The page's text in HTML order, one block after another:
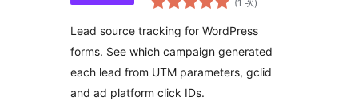
(1 次分
數
)
Lead source tracking for WordPress
forms. See which campaign generated
each lead from UTM parameters, gclid
and ad platform click IDs.